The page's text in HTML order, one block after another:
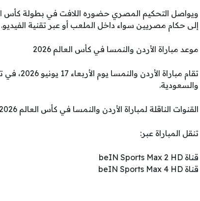
إلى حكام مصريين سواء داخل الملعب أو عبر تقنية الفيديو.
موعد مباراة الأردن والنمسا في كأس العالم 2026
تقام
والسعودية.
القنوات الناقلة لمباراة الأردن والنمسا في كأس العالم 2026
تنقل المباراة عبر:
قناة beIN Sports Max 2 HD
قناة beIN Sports Max 4 HD